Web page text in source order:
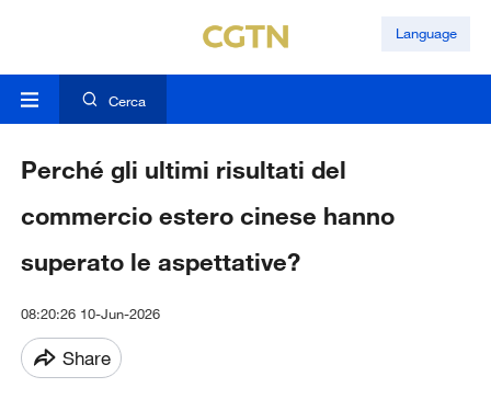
Language
Cerca
Perché gli ultimi risultati del
commercio estero cinese hanno
superato le aspettative?
08:20:26 10-Jun-2026
Share